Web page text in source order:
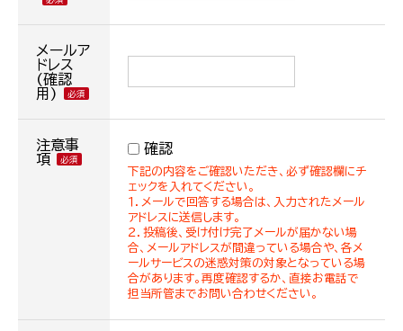
メールア
ドレス
(確認
用)
注意事
項
確認
下記の内容をご確認いただき、必ず確認欄にチ
ェックを入れてください。
１．メールで回答する場合は、入力されたメール
アドレスに送信します。
２．投稿後、受け付け完了メールが届かない場
合、メールアドレスが間違っている場合や、各メ
ールサービスの迷惑対策の対象となっている場
合があります。再度確認するか、直接お電話で
担当所管までお問い合わせください。